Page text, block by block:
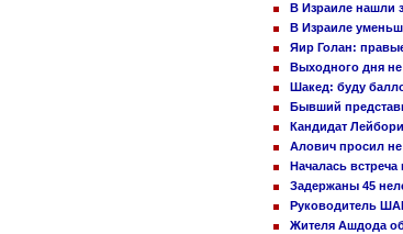
В Израиле нашли
В Израиле
Яир Голан:
Выходного дня
Шакед: буду
Бывший
Кандидат
Алович просил не
Началась
Задержаны 45
Руководитель
Жителя Ашдода